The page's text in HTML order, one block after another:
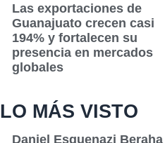
Las exportaciones de
Guanajuato crecen casi
194% y fortalecen su
presencia en mercados
globales
LO MÁS VISTO
Daniel Esquenazi Beraha